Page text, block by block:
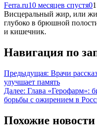
Ferra.ru10 месяцев спустя0
Висцеральный жир, или
глубоко в брюшной
и кишечник.
Навигация по
Предыдущая: Врачи
улучшает память
Далее: Глава «Герофарм»:
борьбы с ожирением в
Похожие новости